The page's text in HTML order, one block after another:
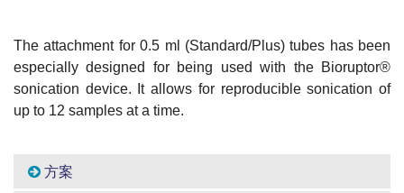
The attachment for 0.5 ml (Standard/Plus) tubes has been
especially designed for being used with the Bioruptor®
sonication device. It allows for reproducible sonication of
up to 12 samples at a time.
方案